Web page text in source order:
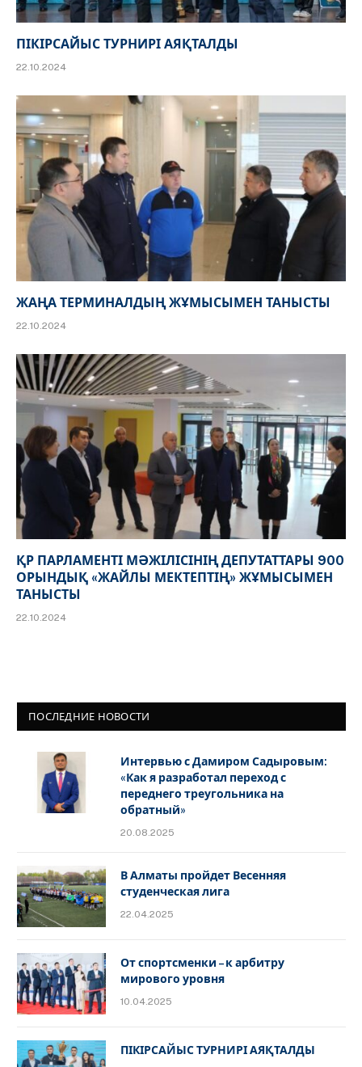
ПІКІРСАЙЫС ТУРНИРІ АЯҚТАЛДЫ
22.10.2024
ЖАҢА ТЕРМИНАЛДЫҢ ЖҰМЫСЫМЕН ТАНЫСТЫ
22.10.2024
ҚР ПАРЛАМЕНТІ МӘЖІЛІСІНІҢ ДЕПУТАТТАРЫ 900
ОРЫНДЫҚ «ЖАЙЛЫ МЕКТЕПТІҢ» ЖҰМЫСЫМЕН
ТАНЫСТЫ
22.10.2024
ПОСЛЕДНИЕ НОВОСТИ
Интервью с Дамиром Садыровым:
«Как я разработал переход с
переднего треугольника на
обратный»
20.08.2025
В Алматы пройдет Весенняя
студенческая лига
22.04.2025
От спортсменки – к арбитру
мирового уровня
10.04.2025
ПІКІРСАЙЫС ТУРНИРІ АЯҚТАЛДЫ